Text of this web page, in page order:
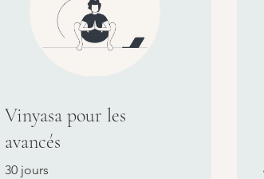
Vinyasa pour les
avancés
30 jours